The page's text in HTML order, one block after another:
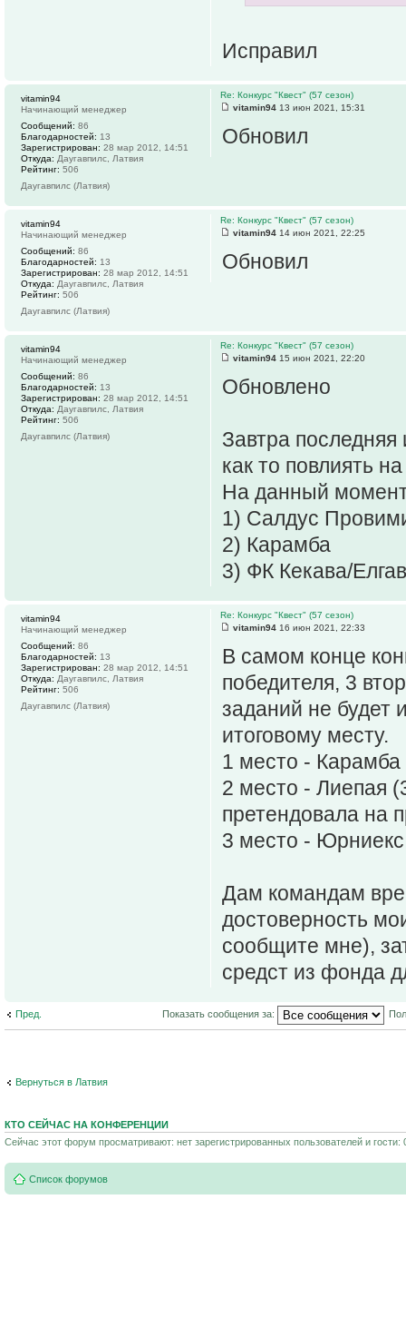
Исправил
Re: Конкурс "Квест" (57 сезон)
vitamin94 13 июн 2021, 15:31
Обновил
vitamin94
Начинающий менеджер
Сообщений: 86
Благодарностей: 13
Зарегистрирован: 28 мар 2012, 14:51
Откуда: Даугавпилс, Латвия
Рейтинг: 506
Даугавпилс (Латвия)
Re: Конкурс "Квест" (57 сезон)
vitamin94 14 июн 2021, 22:25
Обновил
vitamin94
Начинающий менеджер
Сообщений: 86
Благодарностей: 13
Зарегистрирован: 28 мар 2012, 14:51
Откуда: Даугавпилс, Латвия
Рейтинг: 506
Даугавпилс (Латвия)
Re: Конкурс "Квест" (57 сезон)
vitamin94 15 июн 2021, 22:20
Обновлено
Завтра
как то повлиять
На данный
1) Салдус
2) Карамба
3) ФК Кекава/
vitamin94
Начинающий менеджер
Сообщений: 86
Благодарностей: 13
Зарегистрирован: 28 мар 2012, 14:51
Откуда: Даугавпилс, Латвия
Рейтинг: 506
Даугавпилс (Латвия)
Re: Конкурс "Квест" (57 сезон)
vitamin94 16 июн 2021, 22:33
В самом конце
победителя, 3
заданий не будет
итоговому месту.
1 место -
2 место - Лиепая
претендовала на
3 место -
Дам командам
достоверность
сообщите мне),
средст из фонда
vitamin94
Начинающий менеджер
Сообщений: 86
Благодарностей: 13
Зарегистрирован: 28 мар 2012, 14:51
Откуда: Даугавпилс, Латвия
Рейтинг: 506
Даугавпилс (Латвия)
Пред. Показать сообщения за:
Вернуться в Латвия
КТО СЕЙЧАС НА КОНФЕРЕНЦИИ
Сейчас этот форум просматривают: нет зарегистрированных пользователей и гости:
Список форумов